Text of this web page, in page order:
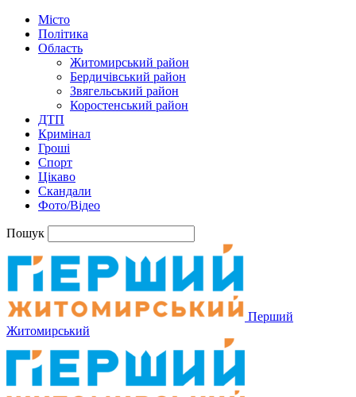
Місто
Політика
Область
Житомирський район
Бердичівський район
Звягельський район
Коростенський район
ДТП
Кримінал
Гроші
Спорт
Цікаво
Скандали
Фото/Відео
Пошук
Перший
Житомирський